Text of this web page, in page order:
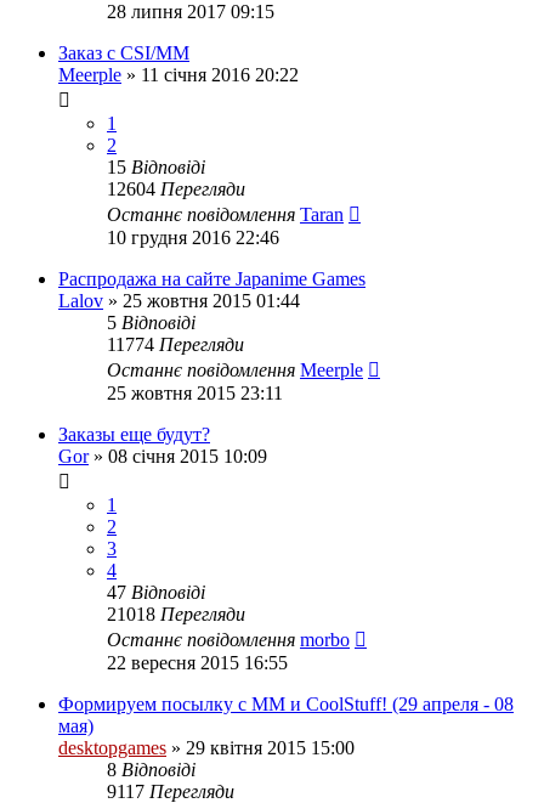
28 липня 2017 09:15
Заказ с CSI/ММ
Meerple » 11 січня 2016 20:22
1
2
15 Відповіді
12604 Перегляди
Останнє повідомлення Taran
10 грудня 2016 22:46
Распродажа на сайте Japanime Games
Lalov » 25 жовтня 2015 01:44
5 Відповіді
11774 Перегляди
Останнє повідомлення Meerple
25 жовтня 2015 23:11
Заказы еще будут?
Gor» 08 січня 2015 10:09
1
2
3
4
47 Відповіді
21018 Перегляди
Останнє повідомлення morbo
22 вересня 2015 16:55
Формируем посылку с ММ и CoolStuff! (29 апреля - 08
мая)
desktopgames » 29 квітня 2015 15:00
8 Відповіді
9117 Перегляди